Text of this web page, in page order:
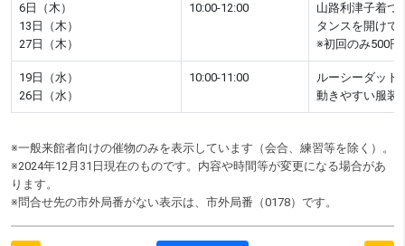
6日（木）
13日（木）
27日（木）
10:00-12:00
山路利津子着つ
タンスを開けて
※初回のみ500
19日（水）
26日（水）
10:00-11:00
ルーシーダッ
動きやすい服装
※一般来館者向けの催物のみを表示しています（会合、練習等を除く）。
※2024年12月31日現在のものです。内容や時間等が変更になる場合があ
ります。
※問合せ先の市外局番がない表示は、市外局番（0178）です。